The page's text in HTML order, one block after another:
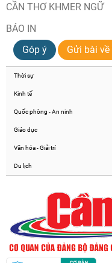
CẦN THƠ KHMER NGỮ
BÁO IN
Góp ý
Gửi bài
Thời sự
Kinh tế
Quốc phòng - An ninh
Giáo dục
Văn hóa - Giải trí
Du lịch